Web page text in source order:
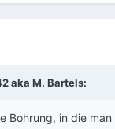
aka M. Bartels:
Bohrung, in die